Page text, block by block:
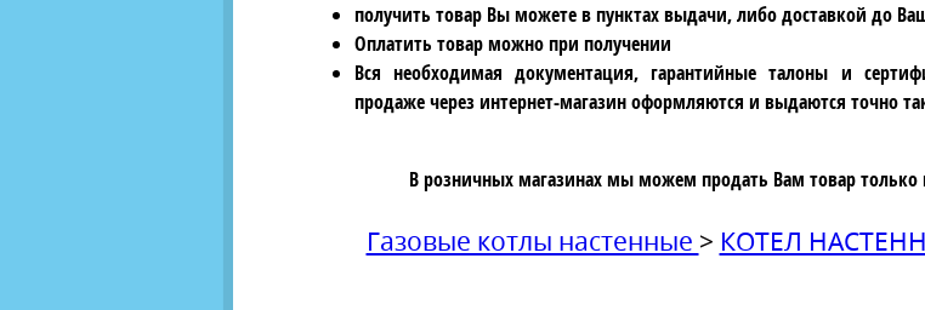
получить товар Вы можете в пунктах выдачи, либо доставкой до
Оплатить товар можно при получении
Вся необходимая документация, гарантийные талоны и
продаже через интернет-магазин оформляются и выдаются точно
В розничных магазинах мы можем продать Вам товар
Газовые котлы настенные > КОТЕЛ